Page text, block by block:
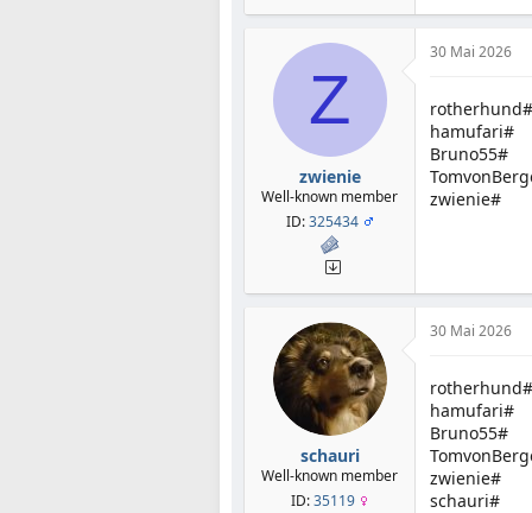
Z
zwienie
Well-known member
ID:325434
30 Mai 2026
rotherhund#
hamufari#
Bruno55#
zwienie#
schauri
Well-known member
ID:35119
30 Mai 2026
rotherhund#
hamufari#
Bruno55#
zwienie#
schauri#